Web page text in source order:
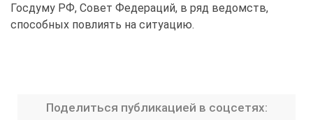
Госдуму РФ, Совет Федераций, в ряд ведомств,
способных повлиять на ситуацию.
Поделиться публикацией в соцсетях: